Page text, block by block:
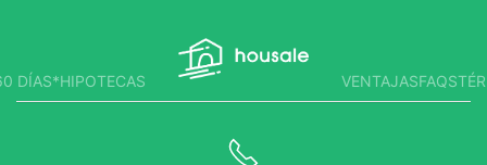
DÍAS*HIPOTECAS VENTAJASFAQS